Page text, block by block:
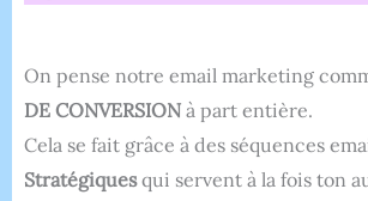
On pense notre email marketing
DE CONVERSION à part entière.
Cela se fait grâce à des séquences
Stratégiquesqui servent à la fois ton